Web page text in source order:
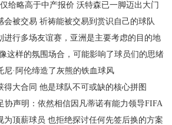
给略高于中产报价 沃特森已一脚迈出大门
会被交易 祈祷能被交易到赏识自己的球队
进行多场友谊赛，亚洲是主要考虑的目的地
这样的氛围场合，可能影响了球员们的思绪
尼·阿伦缔造了灰熊的铁血球风
得大合同 他是球队不可或缺的核心拼图
协声明：依然相信因凡蒂诺有能力领导FIFA
为顶薪球员 也拒绝探讨任何先签后换的方案